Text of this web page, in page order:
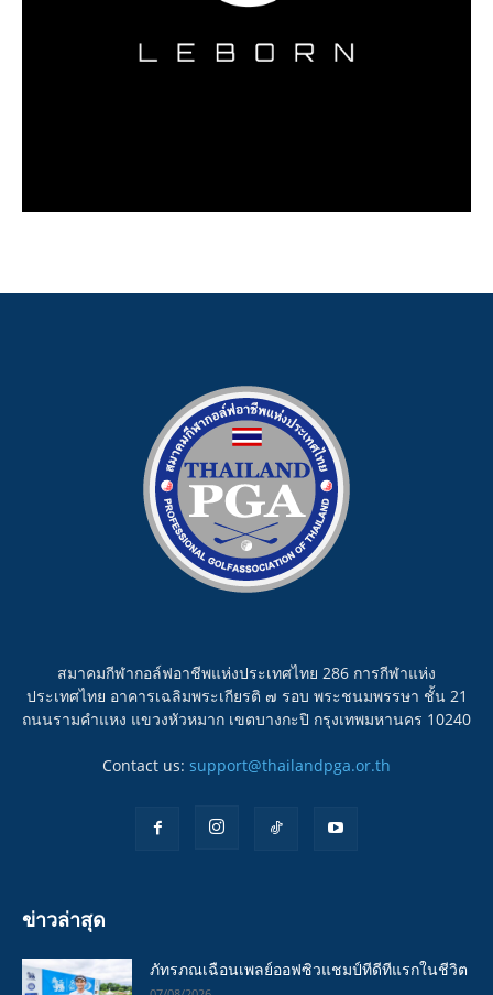
สมาคมกีฬากอล์ฟอาชีพแห่งประเทศไทย 286 การกีฬาแห่ง
ประเทศไทย อาคารเฉลิมพระเกียรติ ๗ รอบ พระชนมพรรษา ชั้น 21
ถนนรามคำแหง แขวงหัวหมาก เขตบางกะปิ กรุงเทพมหานคร 10240
Contact us: support@thailandpga.or.th
ข่าวล่าสุด
ภัทรภณเฉือนเพลย์ออฟซิวแชมป์ทีดีทีแรกในชีวิต